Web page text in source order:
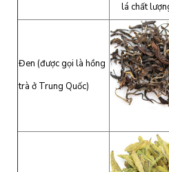
lá chất
Đen (được gọi là hồng
trà ở Trung Quốc)